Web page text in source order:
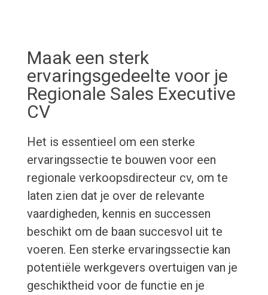
Maak een sterk
ervaringsgedeelte voor je
Regionale Sales Executive
CV
Het is essentieel om een sterke
ervaringssectie te bouwen voor een
regionale verkoopsdirecteur cv, om te
laten zien dat je over de relevante
vaardigheden, kennis en successen
beschikt om de baan succesvol uit te
voeren. Een sterke ervaringssectie kan
potentiële werkgevers overtuigen van je
geschiktheid voor de functie en je